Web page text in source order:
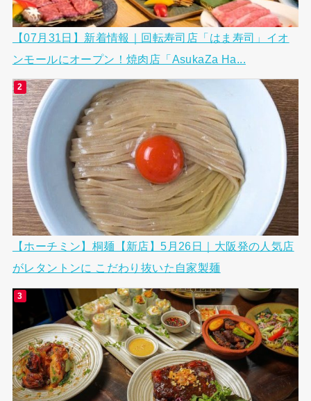
【07月31日】新着情報｜回転寿司店「はま寿司」イオ
ンモールにオープン！焼肉店「AsukaZa Ha...
【ホーチミン】桐麺【新店】5月26日｜大阪発の人気店
がレタントンに こだわり抜いた自家製麺